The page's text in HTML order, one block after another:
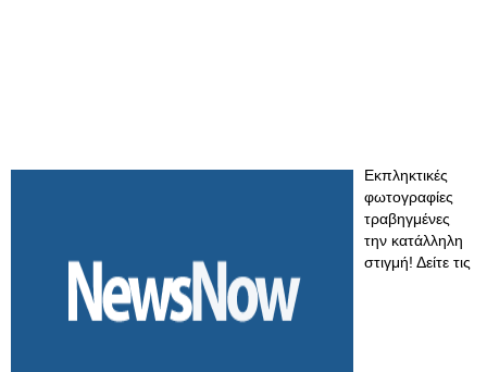
Εκπληκτικές
φωτογραφίες
τραβηγμένες
την κατάλληλη
στιγμή! Δείτε τις